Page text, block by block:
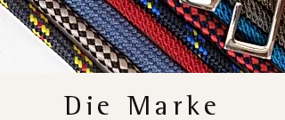
Die Marke